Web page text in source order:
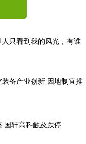
只看到我的风光，有谁
备产业创新 因地制宜推
国轩高科触及跌停